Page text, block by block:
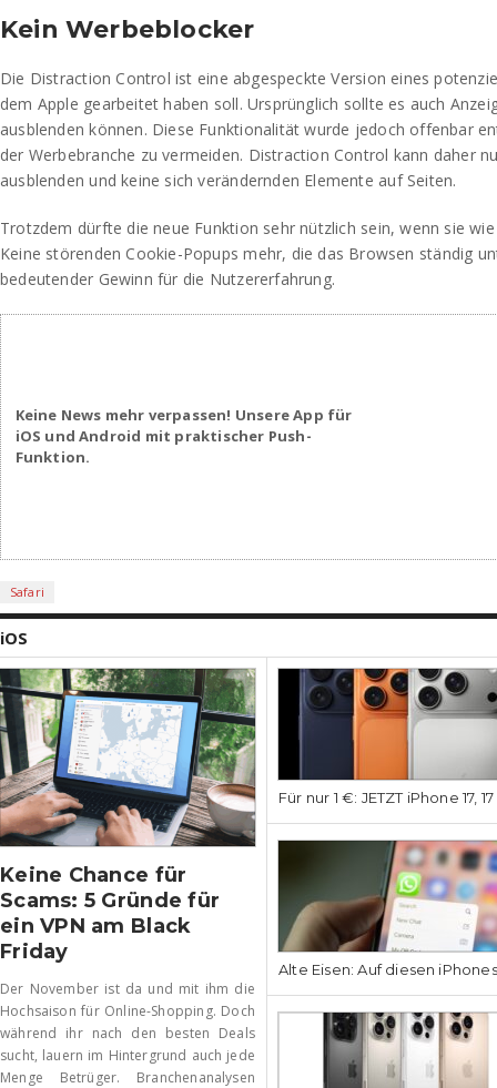
Kein Werbeblocker
Die Distraction Control ist eine abgespeckte Version eines
dem Apple gearbeitet haben soll. Ursprünglich sollte es auch
ausblenden können. Diese Funktionalität wurde jedoch offenbar
der Werbebranche zu vermeiden. Distraction Control kann daher
ausblenden und keine sich verändernden Elemente auf Seiten.
Trotzdem dürfte die neue Funktion sehr nützlich sein, wenn sie
Keine störenden Cookie-Popups mehr, die das Browsen ständig
bedeutender Gewinn für die Nutzererfahrung.
Keine News mehr verpassen! Unsere App für
iOS und Android mit praktischer Push-
Funktion.
Safari
iOS
Keine Chance für
Scams: 5 Gründe für
ein VPN am Black
Friday
Der November ist da und mit ihm die
Hochsaison für Online-Shopping. Doch
während ihr nach den besten Deals
sucht, lauern im Hintergrund auch jede
Menge Betrüger. Branchenanalysen
Für nur 1 €: JETZT iPhone 17,
Alte Eisen: Auf diesen